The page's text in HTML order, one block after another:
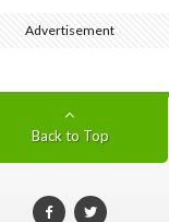
Advertisement
Back to Top